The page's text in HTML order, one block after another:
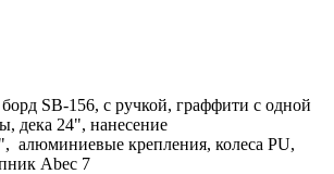
SB-156, с ручкой, граффити с одной
дека 24", нанесение
алюминиевые крепления, колеса PU,
Abec 7